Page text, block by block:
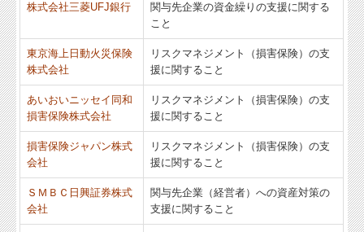
株式会社三菱UFJ銀行
関与先企業の資金繰りの支援に関する
こと
東京海上日動火災保険
株式会社
リスクマネジメント（損害保険）の支
援に関すること
あいおいニッセイ同和
損害保険株式会社
リスクマネジメント（損害保険）の支
援に関すること
損害保険ジャパン株式
会社
リスクマネジメント（損害保険）の支
援に関すること
ＳＭＢＣ日興証券株式
会社
関与先企業（経営者）への資産対策の
支援に関すること